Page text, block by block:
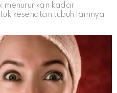
menurunkan kadar
kesehatan tubuh lainnya